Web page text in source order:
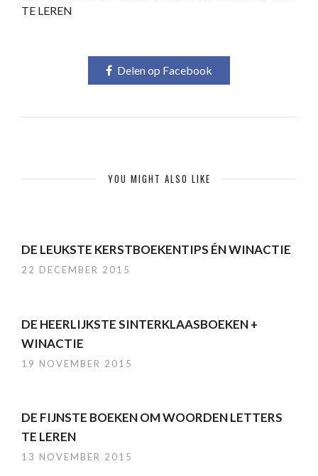
TE LEREN
Delen op Facebook
YOU MIGHT ALSO LIKE
DE LEUKSTE KERSTBOEKENTIPS ÉN WINACTIE
22 DECEMBER 2015
DE HEERLIJKSTE SINTERKLAASBOEKEN +
WINACTIE
19 NOVEMBER 2015
DE FIJNSTE BOEKEN OM WOORDEN LETTERS
TE LEREN
13 NOVEMBER 2015